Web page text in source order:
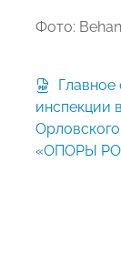
Фото:
инспекции
«ОПОРЫ